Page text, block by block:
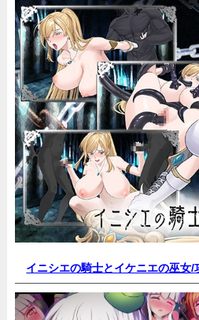
イニシエの騎士とイケニエの巫女/